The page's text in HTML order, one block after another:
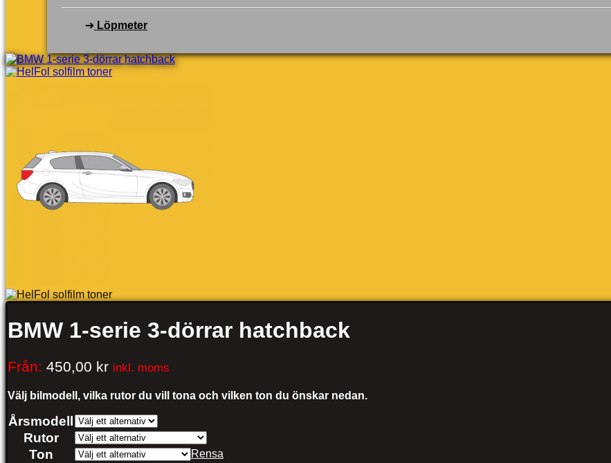
➔ Löpmeter
BMW 1-serie 3-dörrar hatchback
Från: 450,00 kr inkl. moms
Välj bilmodell, vilka rutor du vill tona och vilken ton du önskar nedan.
Årsmodell
Rutor
Ton
Rensa